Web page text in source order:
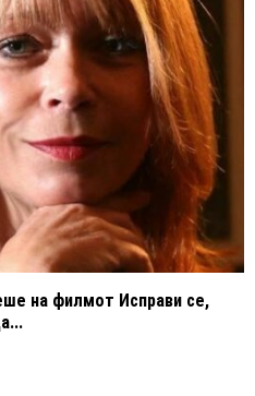
на филмот Исправи се,